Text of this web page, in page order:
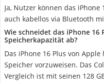
Ja, Nutzer können das
auch kabellos via Bluetooth
Wie schneidet das iPhone 16
Speicherkapazität ab?
Das iPhone 16 Plus von
Speicher vorzuweisen. Das
Vergleich ist mit seinen 128